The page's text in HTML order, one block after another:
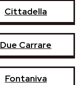
Cittadella
Due Carrare
Fontaniva